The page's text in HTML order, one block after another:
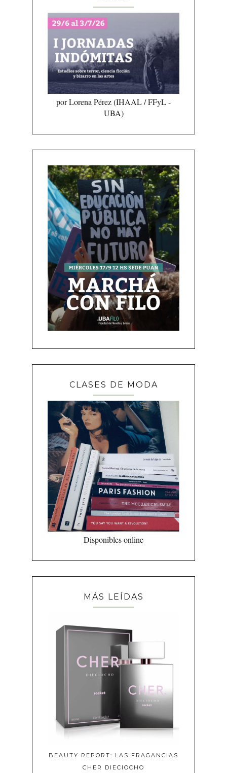
por Lorena Pérez (IHAAL / FFyL -
UBA)
CLASES DE MODA
Disponibles online
MÁS LEÍDAS
BEAUTY REPORT: LAS FRAGANCIAS
CHER DIECIOCHO